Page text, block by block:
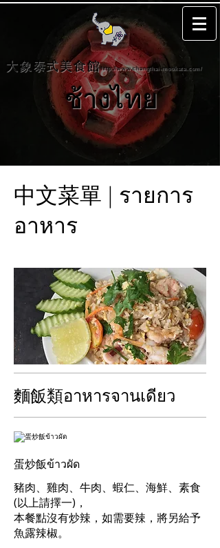
大象泰式美食館http://www.changthai-mookata.com/
ช้างไทย
中文菜單 | รายการ
อาหาร
麵飯類อาหารจานเดียว
蛋炒飯ข้าวผัด
豬肉、雞肉、牛肉、蝦仁、海鮮、素食
(以上請擇一)，
本餐點沒有炒辣，如需要辣，將另給予
魚露辣椒。